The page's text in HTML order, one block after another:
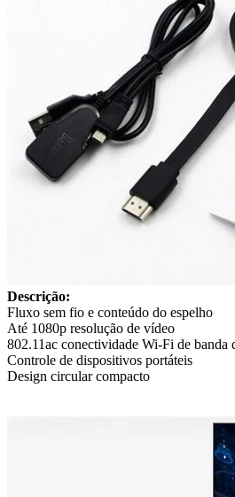
Descrição:
Fluxo sem fio e conteúdo do espelho
Até 1080p resolução de vídeo
802.11ac conectividade Wi-Fi de banda
Controle de dispositivos portáteis
Design circular compacto